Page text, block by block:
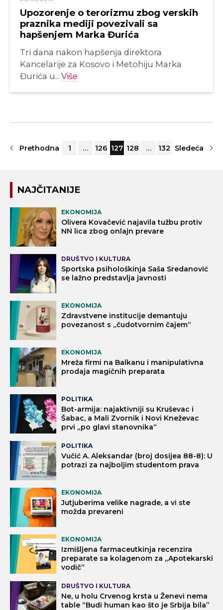
Upozorenje o terorizmu zbog verskih
praznika mediji povezivali sa
hapšenjem Marka Đurića
Tri dana nakon hapšenja direktora
Kancelarije za Kosovo i Metohiju Marka
Đurića u... Više
Prethodna 1 … 126 127 128 … 132 Sledeća
NAJČITANIJE
EKONOMIJA
Olivera Kovačević najavila tužbu protiv
NN lica zbog onlajn prevare
DRUŠTVO I KULTURA
Sportska psihološkinja Saša Sredanović
se lažno predstavlja javnosti
EKONOMIJA
Zdravstvene institucije demantuju
povezanost s „čudotvornim čajem“
EKONOMIJA
Mreža firmi na Balkanu i manipulativna
prodaja magičnih preparata
POLITIKA
Bot-armija: najaktivniji su Kruševac i
Šabac, a Mali Zvornik i Novi Kneževac
prvi „po glavi stanovnika“
POLITIKA
Vučić A. Aleksandar (broj dosijea 88-8): U
potrazi za najboljim studentom prava
EKONOMIJA
Jutjuberima velike nagrade, a vi ste
možda prevareni
EKONOMIJA
Izmišljena farmaceutkinja recenzira
preparate sa kolagenom za „Apotekarski
vodič“
DRUŠTVO I KULTURA
Ne, u holu Crvenog krsta u Ženevi nema
table “Budi human kao što je Srbija bila”